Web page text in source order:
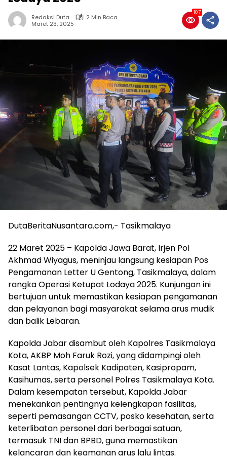
Redaksi Duta
2 Min Baca
Maret 23, 2025
107
DutaBeritaNusantara.com,- Tasikmalaya
22 Maret 2025 – Kapolda Jawa Barat, Irjen Pol
Akhmad Wiyagus, meninjau langsung kesiapan Pos
Pengamanan Letter U Gentong, Tasikmalaya, dalam
rangka Operasi Ketupat Lodaya 2025. Kunjungan ini
bertujuan untuk memastikan kesiapan pengamanan
dan pelayanan bagi masyarakat selama arus mudik
dan balik Lebaran.
Kapolda Jabar disambut oleh Kapolres Tasikmalaya
Kota, AKBP Moh Faruk Rozi, yang didampingi oleh
Kasat Lantas, Kapolsek Kadipaten, Kasipropam,
Kasihumas, serta personel Polres Tasikmalaya Kota.
Dalam kesempatan tersebut, Kapolda Jabar
menekankan pentingnya kelengkapan fasilitas,
seperti pemasangan CCTV, posko kesehatan, serta
keterlibatan personel dari berbagai satuan,
termasuk TNI dan BPBD, guna memastikan
kelancaran dan keamanan arus lalu lintas.